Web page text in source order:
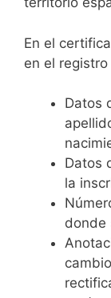
En el
en el
Datos
Datos
la
donde